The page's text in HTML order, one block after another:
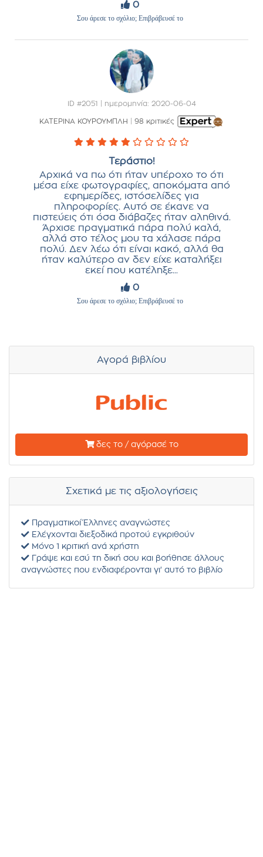
0
Σου άρεσε το σχόλιο; Επιβράβευσέ το
ID #2051 | ημερομηνία: 2020-06-04
ΚΑΤΕΡΙΝΑ ΚΟΥΡΟΥΜΠΛΗ |98 κριτικές
Τεράστιο!
Αρχικά να πω ότι ήταν υπέροχο το ότι
μέσα είχε φωτογραφίες, αποκόματα από
εφημερίδες, ιστόσελίδες για
πληροφορίες. Αυτό σε έκανε να
πιστεύεις ότι όσα διάβαζες ήταν αληθινά.
Άρχισε πραγματικά πάρα πολύ καλά,
αλλά στο τέλος μου τα χάλασε πάρα
πολύ. Δεν λέω ότι είναι κακό, αλλά θα
ήταν καλύτερο αν δεν είχε καταλήξει
εκεί που κατέληξε...
0
Σου άρεσε το σχόλιο; Επιβράβευσέ το
Αγορά βιβλίου
δες το / αγόρασέ το
Σχετικά με τις αξιολογήσεις
Πραγματικοί Έλληνες αναγνώστες
Ελέγχονται διεξοδικά προτού εγκριθούν
Μόνο 1 κριτική ανά χρήστη
Γράψε και εσύ τη δική σου και βοήθησε άλλους
αναγνώστες που ενδιαφέρονται γι' αυτό το βιβλίο